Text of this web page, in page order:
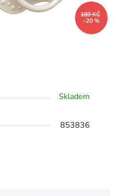
Skladem
853836
189 KČ
–20 %